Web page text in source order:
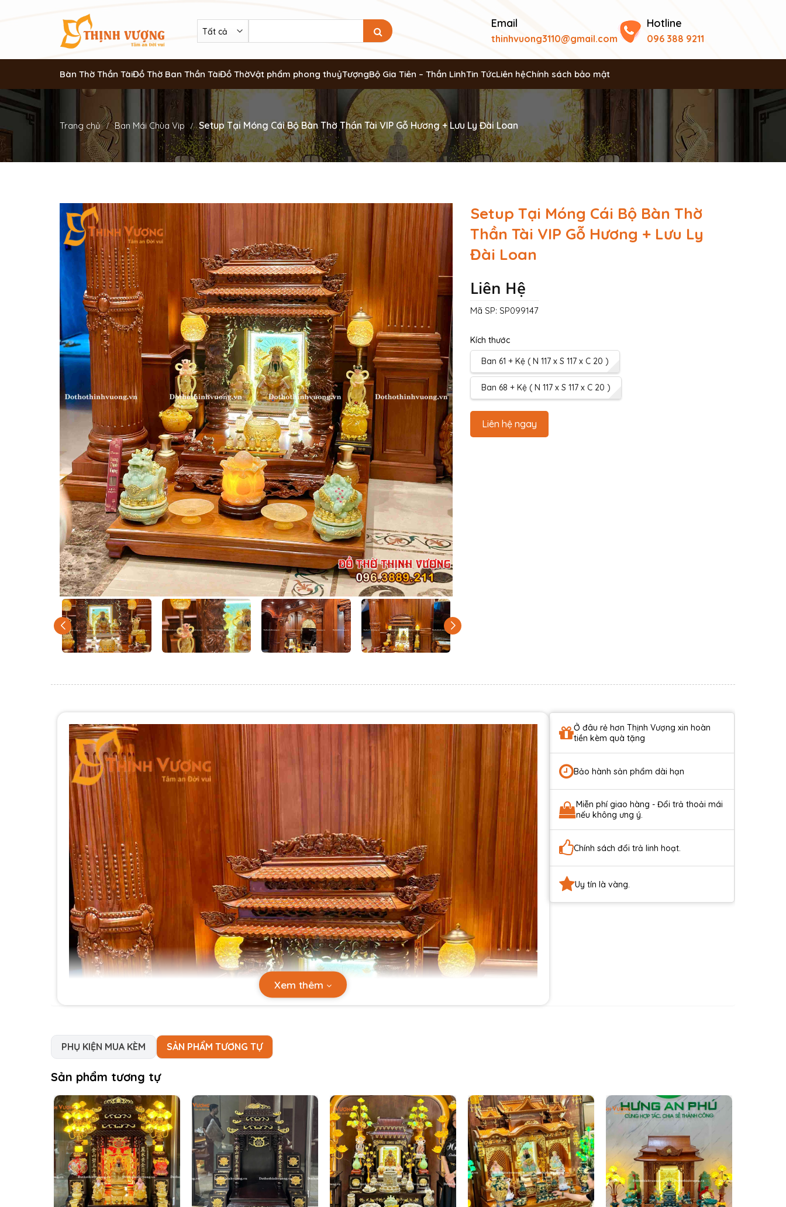
Email
thinhvuong3110@gmail.com
Hotline
096 388 9211
Bàn Thờ Thần TàiĐồ Thờ Ban Thần TàiĐồ ThờVật phẩm phong thuỷTượngBộ Gia Tiên – Thần LinhTin TứcLiên hệChính sách bảo mật
Trang chủ Ban Mái Chùa Vip Setup Tại Móng Cái Bộ Bàn Thờ Thần Tài VIP Gỗ Hương + Lưu Ly Đài Loan
Setup Tại Móng Cái Bộ Bàn Thờ
Thần Tài VIP Gỗ Hương + Lưu Ly
Đài Loan
Liên Hệ
Kích thước
Ban 61 + Kệ ( N 117 x S 117 x C 20 )
Ban 68 + Kệ ( N 117 x S 117 x C 20 )
Liên hệ ngay
Mã SP: SP099147
Ở đâu rẻ hơn Thịnh Vượng xin hoàn
tiền kèm quà tặng
Bảo hành sản phẩm dài hạn
Miễn phí giao hàng - Đổi trả thoải mái
nếu không ưng ý.
Chính sách đổi trả linh hoạt.
Uy tín là vàng.
Xem thêm
PHỤ KIỆN MUA KÈM SẢN PHẨM TƯƠNG TỰ
Sản phẩm tương tự